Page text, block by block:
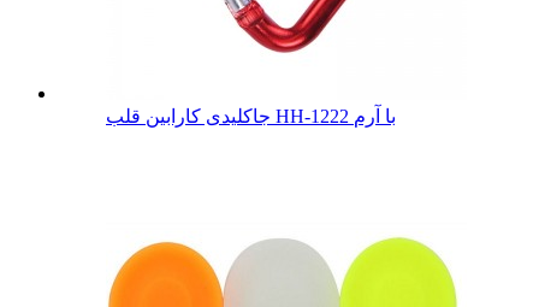
جاکلیدی کارابین قلب HH-1222 با آرم